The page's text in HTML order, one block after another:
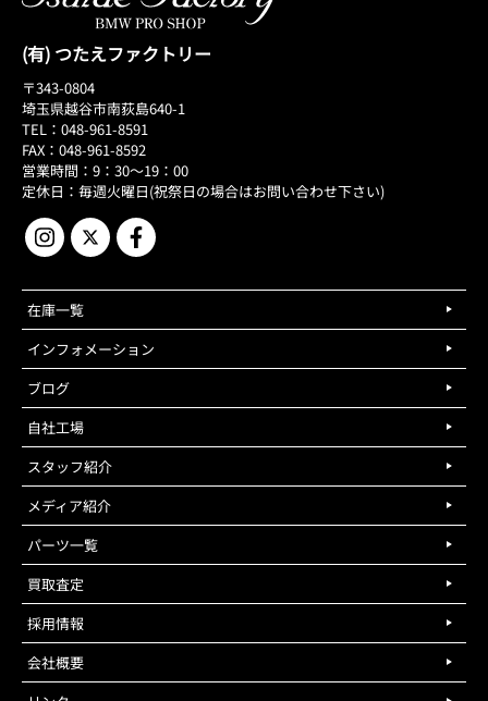
(有) つたえファクトリー
〒343-0804
埼玉県越谷市南荻島640-1
TEL：048-961-8591
FAX：048-961-8592
営業時間：9：30～19：00
定休日：毎週火曜日(祝祭日の場合はお問い合わせ下さい)
在庫一覧
インフォメーション
ブログ
自社工場
スタッフ紹介
メディア紹介
パーツ一覧
買取査定
採用情報
会社概要